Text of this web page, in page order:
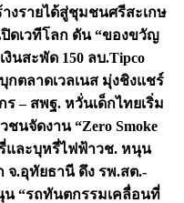
งรายได้สู่ชุมชนศรีสะเกษ
ดเวทีโลก ดัน “ของขวัญ
นสะพัด 150 ลบ.Tipco
กตลาดเวลเนส มุ่งชิงแชร์
– สพฐ. หวั่นเด็กไทยเริ่ม
นจัดงาน “Zero Smoke
และบุหรี่ไฟฟ้าวช. หนุน
จ.อุทัยธานี ดึง รพ.สต.-
“รถทันตกรรมเคลื่อนที่